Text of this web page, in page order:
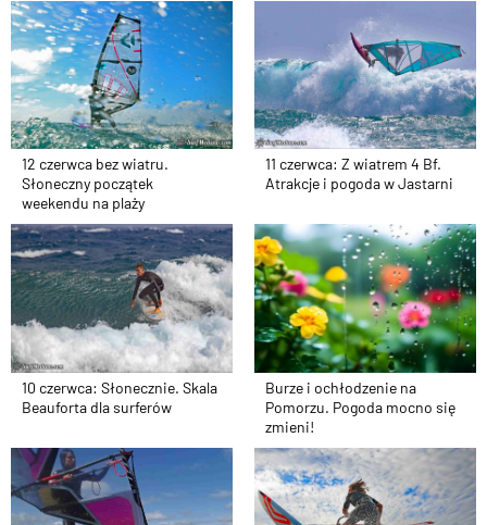
12 czerwca bez wiatru.
Słoneczny początek
weekendu na plaży
11 czerwca: Z wiatrem 4 Bf.
Atrakcje i pogoda w Jastarni
10 czerwca: Słonecznie. Skala
Beauforta dla surferów
Burze i ochłodzenie na
Pomorzu. Pogoda mocno się
zmieni!